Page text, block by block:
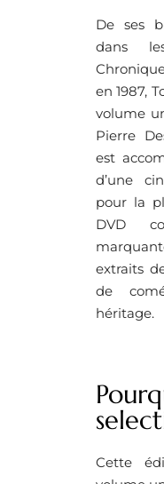
De ses
dans
en 1987,
volume
Pierre
est
d’une
pour la
DVD
extraits
de
héritage.
Cette